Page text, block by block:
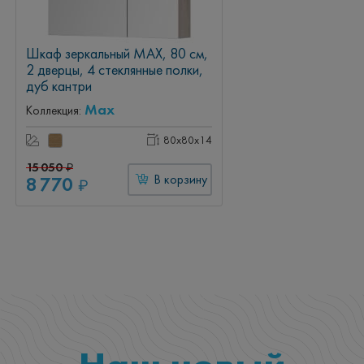
Шкаф зеркальный MAX, 80 см,
2 дверцы, 4 стеклянные полки,
дуб кантри
Коллекция: Max
80x80x14
15 050₽
8 770 ₽ В корзину